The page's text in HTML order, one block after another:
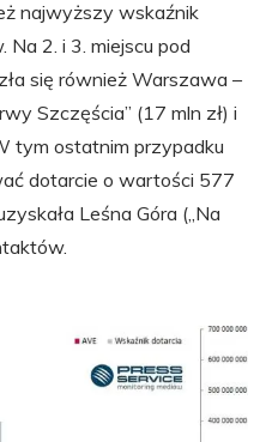
najwyższy wskaźnik
2. i 3. miejscu pod
się również Warszawa –
Szczęścia” (17 mln zł) i
tym ostatnim przypadku
dotarcie o wartości 577
Leśna Góra („Na